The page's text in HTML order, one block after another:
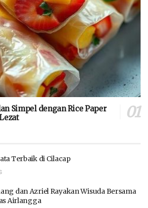
Simpel dengan Rice Paper
Terbaik di Cilacap
dan Azriel Rayakan Wisuda Bersama
Airlangga